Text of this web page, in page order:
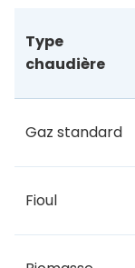
Type
chaudière
Gaz standard
Fioul